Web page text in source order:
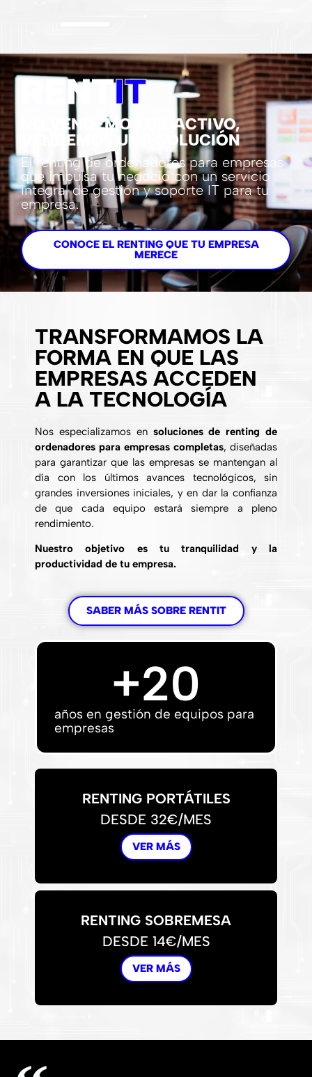
RENTIT
NO VENDEMOS UN ACTIVO,
VENDEMOS UNA SOLUCIÓN
El renting de ordenadores para empresas
que impulsa tu negocio con un servicio
integral de gestión y soporte IT para tu
empresa.
CONOCE EL RENTING QUE TU EMPRESA
MERECE
TRANSFORMAMOS LA
FORMA EN QUE LAS
EMPRESAS ACCEDEN
A LA TECNOLOGÍA
Nos especializamos en soluciones de renting de
ordenadores para empresas completas, diseñadas
para garantizar que las empresas se mantengan al
día con los últimos avances tecnológicos, sin
grandes inversiones iniciales, y en dar la confianza
de que cada equipo estará siempre a pleno
rendimiento.
Nuestro objetivo es tu tranquilidad y la
productividad de tu empresa.
SABER MÁS SOBRE RENTIT
años en gestión de equipos para
empresas
+20
RENTING PORTÁTILES
DESDE 32€/MES
VER MÁS
RENTING SOBREMESA
DESDE 14€/MES
VER MÁS